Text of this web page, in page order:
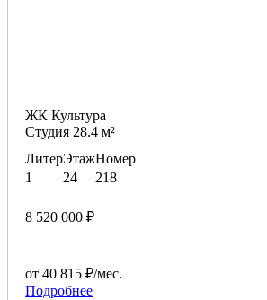
ЖК Культура
Студия 28.4 м²
Литер
1
Этаж
24
Номер
218
8 520 000 ₽
от 40 815 ₽/мес.
Подробнее